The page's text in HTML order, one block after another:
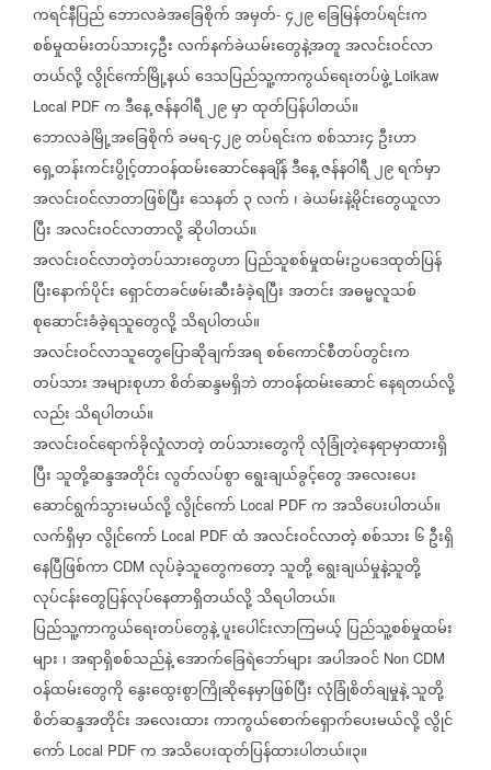
ကရင်နီပြည်ဘောလခဲအခြေစိုက်အမှတ်- ၄၂၉ခြေမြန်တပ်ရင်းက
စစ်မှုထမ်းတပ်သား၄ဦးလက်နက်ခဲယမ်းတွေနဲ့အတူအလင်းဝင်လာ
တယ်လို့လွိုင်ကော်မြို့နယ်ဒေသပြည်သူ့ကာကွယ်ရေးတပ်ဖွဲ့ Loikaw
Local PDF ကဒီနေ့ဇန်နဝါရီ၂၉မှာထုတ်ပြန်ပါတယ်။
ဘောလခဲမြို့အခြေစိုက်ခမရ-၄၂၉တပ်ရင်းကစစ်သား၄ ဦးဟာ
ရှေ့တန်းကင်းပွိုင့်တာဝန်ထမ်းဆောင်နေချိန်ဒီနေ့ဇန်နဝါရီ၂၉ရက်မှာ
အလင်းဝင်လာတာဖြစ်ပြီးသေနတ် ၃လက် ၊ခဲယမ်းနဲ့မိုင်းတွေယူလာ
ပြီးအလင်းဝင်လာတာလို့ဆိုပါတယ်။
အလင်းဝင်လာတဲ့တပ်သားတွေဟာပြည်သူစစ်မှုထမ်းဥပဒေထုတ်ပြန်
ပြီးနောက်ပိုင်းရှောင်တခင်ဖမ်းဆီးခံခဲ့ရပြီးအတင်းအဓမ္မလူသစ်
စုဆောင်းခံခဲ့ရသူတွေလို့သိရပါတယ်။
အလင်းဝင်လာသူတွေပြောဆိုချက်အရစစ်ကောင်စီတပ်တွင်းက
တပ်သားအများစုဟာစိတ်ဆန္ဒမရှိဘဲတာဝန်ထမ်းဆောင်နေရတယ်လို့
လည်း သိရပါတယ်။
အလင်းဝင်ရောက်ခိုလှုံလာတဲ့တပ်သားတွေကိုလုံခြုံတဲ့နေရာမှာထားရှိ
ပြီး သူတို့ဆန္ဒအတိုင်းလွတ်လပ်စွာရွေးချယ်ခွင့်တွေအလေးပေး
ဆောင်ရွက်သွားမယ်လို့လွိုင်ကော် Local PDF ကအသိပေးပါတယ်။
လက်ရှိမှာလွိုင်ကော် Local PDF ထံအလင်းဝင်လာတဲ့စစ်သား ၆ဦးရှိ
နေပြီဖြစ်ကာ CDM လုပ်ခဲ့သူတွေကတော့သူတို့ရွေးချယ်မှုနဲ့သူတို့
လုပ်ငန်းတွေပြန်လုပ်နေတာရှိတယ်လို့သိရပါတယ်။
ပြည်သူ့ကာကွယ်ရေးတပ်တွေနဲ့ပူးပေါင်းလာကြမယ့် ပြည်သူ့စစ်မှုထမ်း
များ ၊အရာရှိစစ်သည်နဲ့အောက်ခြေရဲဘော်များအပါအဝင် Non CDM
ဝန်ထမ်းတွေကိုနွေးထွေးစွာကြိုဆိုနေမှာဖြစ်ပြီးလုံခြုံစိတ်ချမှုနဲ့သူတို့
စိတ်ဆန္ဒအတိုင်းအလေးထားကာကွယ်စောက်ရှောက်ပေးမယ်လို့လွိုင်
ကော် Local PDF ကအသိပေးထုတ်ပြန်ထားပါတယ်။၃။